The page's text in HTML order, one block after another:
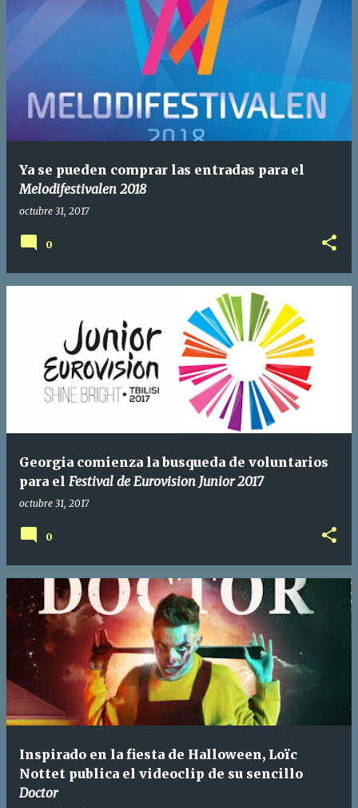
Ya se pueden comprar las entradas para el
Melodifestivalen 2018
octubre 31, 2017
0
Georgia comienza la busqueda de voluntarios
para el Festival de Eurovision Junior 2017
octubre 31, 2017
0
Inspirado en la fiesta de Halloween, Loïc
Nottet publica el videoclip de su sencillo
Doctor